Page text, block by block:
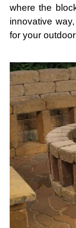
where the
innovative
for your